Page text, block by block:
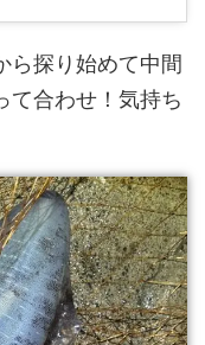
ら探り始めて中間
て合わせ！気持ち